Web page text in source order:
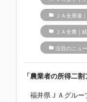
folder ＪＡ全厚連
folder ＪＡ全農｜
folder 注目のニュ
「農業者の所得二
福井県ＪＡグルー